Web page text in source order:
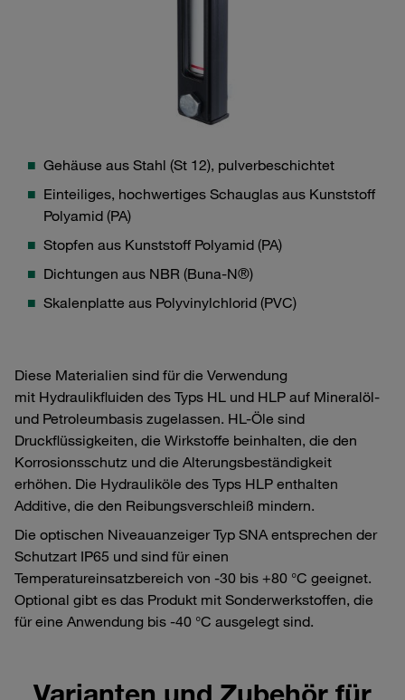
Gehäuse aus Stahl (St 12), pulverbeschichtet
Einteiliges, hochwertiges Schauglas aus Kunststoff
Polyamid (PA)
Stopfen aus Kunststoff Polyamid (PA)
Dichtungen aus NBR (Buna-N®)
Skalenplatte aus Polyvinylchlorid (PVC)
Diese Materialien sind für die Verwendung
mit Hydraulikfluiden des Typs HL und HLP auf Mineralöl-
und Petroleumbasis zugelassen. HL-Öle sind
Druckflüssigkeiten, die Wirkstoffe beinhalten, die den
Korrosionsschutz und die Alterungsbeständigkeit
erhöhen. Die Hydrauliköle des Typs HLP enthalten
Additive, die den Reibungsverschleiß mindern.
Die optischen Niveauanzeiger Typ SNA entsprechen der
Schutzart IP65 und sind für einen
Temperatureinsatzbereich von -30 bis +80 °C geeignet.
Optional gibt es das Produkt mit Sonderwerkstoffen, die
für eine Anwendung bis -40 °C ausgelegt sind.
Varianten und Zubehör für